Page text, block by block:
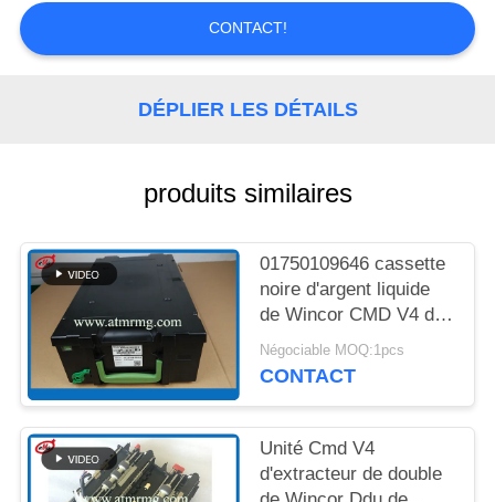
LES
AFFAIRES
PLAN
DU
SITE
POLITIQUE
DE
CONFIDENTIALITÉ
CONTACT!
DÉPLIER LES DÉTAILS
produits similaires
01750109646 cassette
noire d'argent liquide
de Wincor CMD V4 de
pièces de cassette
d'atmosphère
Négociable MOQ:1pcs
CONTACT
Unité Cmd V4
d'extracteur de double